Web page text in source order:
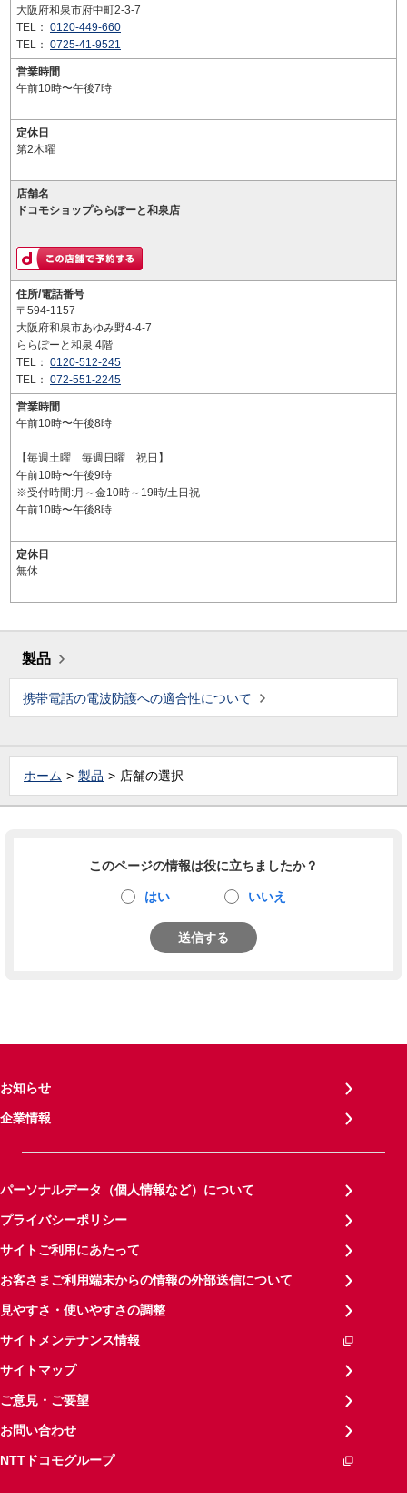
大阪府和泉市府中町2-3-7
TEL： 0120-449-660
TEL： 0725-41-9521
営業時間
午前10時〜午後7時
定休日
第2木曜
店舗名
ドコモショップららぽーと和泉店
住所/電話番号
〒594-1157
大阪府和泉市あゆみ野4-4-7
ららぽーと和泉 4階
TEL： 0120-512-245
TEL： 072-551-2245
営業時間
午前10時〜午後8時
【毎週土曜 毎週日曜 祝日】
午前10時〜午後9時
※受付時間:月～金10時～19時/土日祝
午前10時〜午後8時
定休日
無休
製品
携帯電話の電波防護への適合性について
ホーム 製品 店舗の選択
このページの情報は役に立ちましたか？
はい いいえ
送信する
お知らせ
企業情報
パーソナルデータ（個人情報など）について
プライバシーポリシー
サイトご利用にあたって
お客さまご利用端末からの情報の外部送信について
見やすさ・使いやすさの調整
サイトメンテナンス情報
サイトマップ
ご意見・ご要望
お問い合わせ
NTTドコモグループ